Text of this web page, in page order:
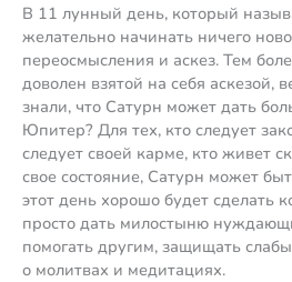
В 11 лунный день, который
желательно начинать ничего
переосмысления и аскез. Тем
доволен взятой на себя аскезой,
знали, что Сатурн может дать
Юпитер? Для тех, кто следует
следует своей карме, кто живет
свое состояние, Сатурн может
этот день хорошо будет сделать
просто дать милостыню
помогать другим, защищать
о молитвах и медитациях.